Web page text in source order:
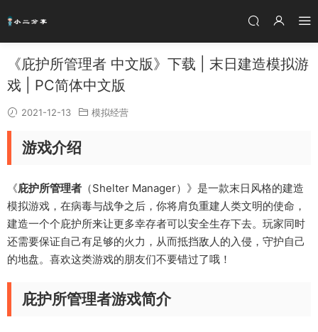
《庇护所管理者 中文版》下载 | 末日建造模拟游
戏 | PC简体中文版
2021-12-13 模拟经营
游戏介绍
《庇护所管理者 （Shelter Manager）》是一款末日风格的建造
模拟游戏，在病毒与战争之后，你将肩负重建人类文明的使命，
建造一个个庇护所来让更多幸存者可以安全生存下去。玩家同时
还需要保证自己有足够的火力，从而抵挡敌人的入侵，守护自己
的地盘。喜欢这类游戏的朋友们不要错过了哦！
庇护所管理者游戏简介